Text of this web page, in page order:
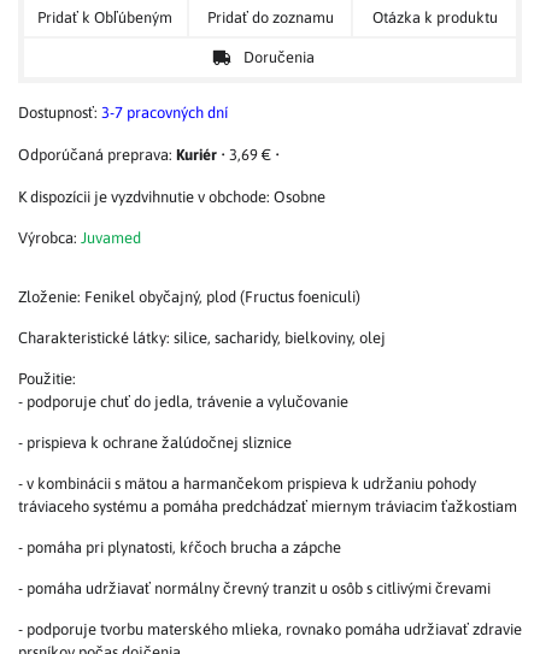
Pridať k Obľúbeným Pridať do zoznamu Otázka k produktu
Doručenia
Dostupnosť: 3-7 pracovných dní
Kuriér • 3,69 € •
Osobne
Výrobca: Juvamed
Zloženie: Fenikel obyčajný, plod (Fructus foeniculi)
Charakteristické látky: silice, sacharidy, bielkoviny, olej
Použitie:
- podporuje chuť do jedla, trávenie a vylučovanie
- prispieva k ochrane žalúdočnej sliznice
- v kombinácii s mätou a harmančekom prispieva k udržaniu pohody
tráviaceho systému a pomáha predchádzať miernym tráviacim ťažkostiam
- pomáha pri plynatosti, kŕčoch brucha a zápche
- pomáha udržiavať normálny črevný tranzit u osôb s citlivými črevami
- podporuje tvorbu materského mlieka, rovnako pomáha udržiavať zdravie